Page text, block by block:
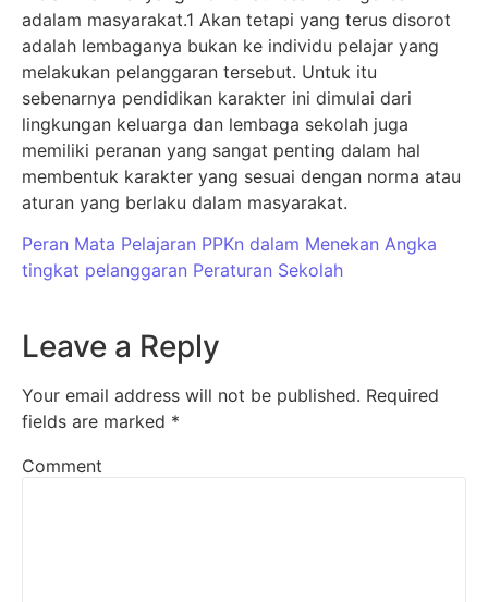
adalam masyarakat.1 Akan tetapi yang terus disorot
adalah lembaganya bukan ke individu pelajar yang
melakukan pelanggaran tersebut. Untuk itu
sebenarnya pendidikan karakter ini dimulai dari
lingkungan keluarga dan lembaga sekolah juga
memiliki peranan yang sangat penting dalam hal
membentuk karakter yang sesuai dengan norma atau
aturan yang berlaku dalam masyarakat.
Peran Mata Pelajaran PPKn dalam Menekan Angka
tingkat pelanggaran Peraturan Sekolah
Leave a Reply
Your email address will not be published. Required
fields are marked *
Comment